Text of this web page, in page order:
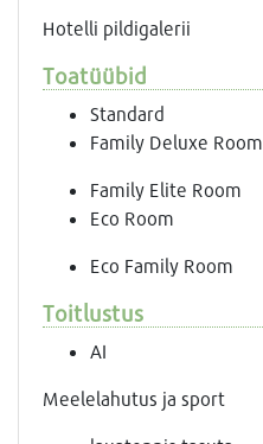
Hotelli pildigalerii
Toatüübid
Standard
Family Deluxe Room
Family Elite Room
Eco Room
Eco Family Room
Toitlustus
AI
Meelelahutus ja sport